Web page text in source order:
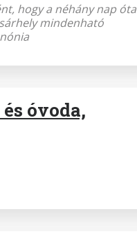
hogy a néhány nap óta
mindenható
óvoda,